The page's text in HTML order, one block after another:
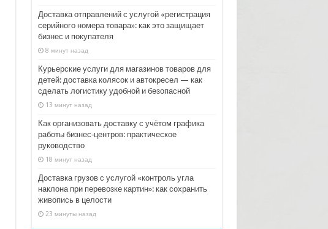
Доставка отправлений с услугой «регистрация
серийного номера товара»: как это защищает
бизнес и покупателя
8 минут назад
Курьерские услуги для магазинов товаров для
детей: доставка колясок и автокресел — как
сделать логистику удобной и безопасной
13 минут назад
Как организовать доставку с учётом графика
работы бизнес‑центров: практическое
руководство
18 минут назад
Доставка грузов с услугой «контроль угла
наклона при перевозке картин»: как сохранить
живопись в целости
23 минуты назад